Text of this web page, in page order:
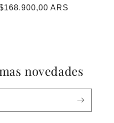
ARS
novedades